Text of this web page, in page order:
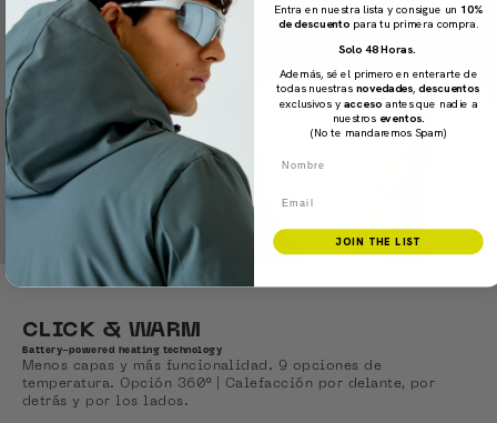
CLICK & WARM
Battery-powered heating technology
Menos capas y más funcionalidad. 9 opciones de
temperatura. Opción 360º | Calefacción por delante, por
detrás y por los lados.
Entra en nuestra lista y consigue un 10%
de descuento para tu primera compra.
Solo 48 Horas.
Además, sé el primero en enterarte de
todas nuestras novedades ,descuentos
exclusivos yacceso antes que nadie a
nuestros eventos.
(No te mandaremos Spam)
JOIN THE LIST